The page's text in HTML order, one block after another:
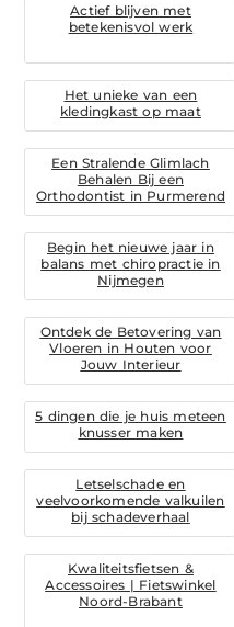
Actief blijven met
betekenisvol werk
Het unieke van een
kledingkast op maat
Een Stralende Glimlach
Behalen Bij een
Orthodontist in Purmerend
Begin het nieuwe jaar in
balans met chiropractie in
Nijmegen
Ontdek de Betovering van
Vloeren in Houten voor
Jouw Interieur
5 dingen die je huis meteen
knusser maken
Letselschade en
veelvoorkomende valkuilen
bij schadeverhaal
Kwaliteitsfietsen &
Accessoires | Fietswinkel
Noord-Brabant